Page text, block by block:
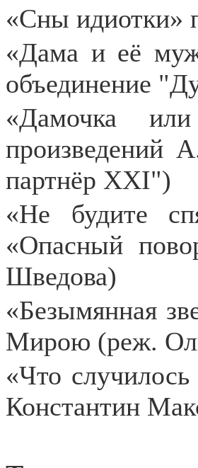
«Сны идиотки»
«Дама и её
объединение
«Дамочка
произведений
партнёр ХХI")
«Не будите
«Опасный
Шведова)
«Безымянная
Мирою (реж.
«Что
Константин